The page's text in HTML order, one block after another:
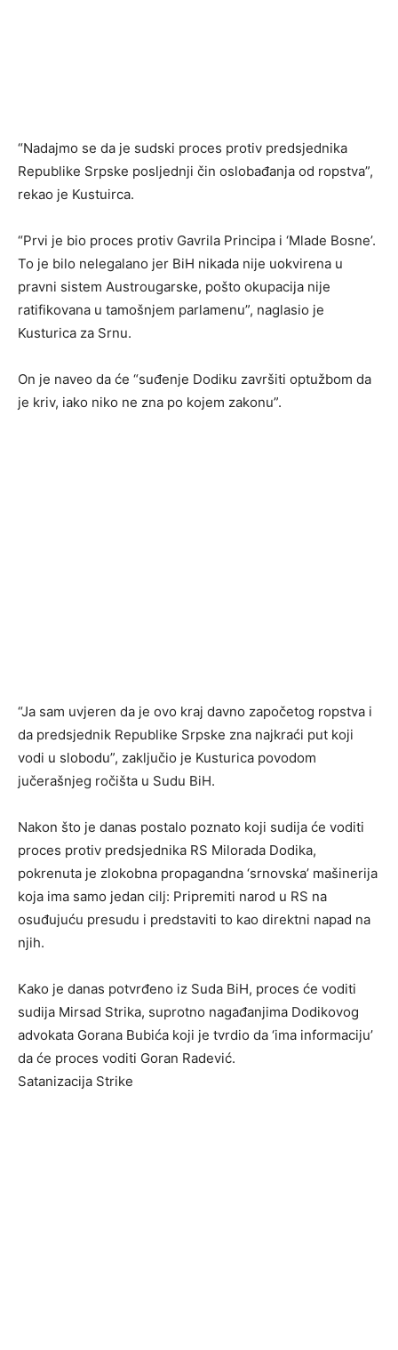
“Nadajmo se da je sudski proces protiv predsjednika
Republike Srpske posljednji čin oslobađanja od ropstva”,
rekao je Kustuirca.
“Prvi je bio proces protiv Gavrila Principa i ‘Mlade Bosne’.
To je bilo nelegalano jer BiH nikada nije uokvirena u
pravni sistem Austrougarske, pošto okupacija nije
ratifikovana u tamošnjem parlamenu”, naglasio je
Kusturica za Srnu.
On je naveo da će “suđenje Dodiku završiti optužbom da
je kriv, iako niko ne zna po kojem zakonu”.
“Јa sam uvjeren da je ovo kraj davno započetog ropstva i
da predsjednik Republike Srpske zna najkraći put koji
vodi u slobodu”, zaključio je Kusturica povodom
jučerašnjeg ročišta u Sudu BiH.
Nakon što je danas postalo poznato koji sudija će voditi
proces protiv predsjednika RS Milorada Dodika,
pokrenuta je zlokobna propagandna ‘srnovska’ mašinerija
koja ima samo jedan cilj: Pripremiti narod u RS na
osuđujuću presudu i predstaviti to kao direktni napad na
njih.
Kako je danas potvrđeno iz Suda BiH, proces će voditi
sudija Mirsad Strika, suprotno nagađanjima Dodikovog
advokata Gorana Bubića koji je tvrdio da ‘ima informaciju’
da će proces voditi Goran Radević.
Satanizacija Strike